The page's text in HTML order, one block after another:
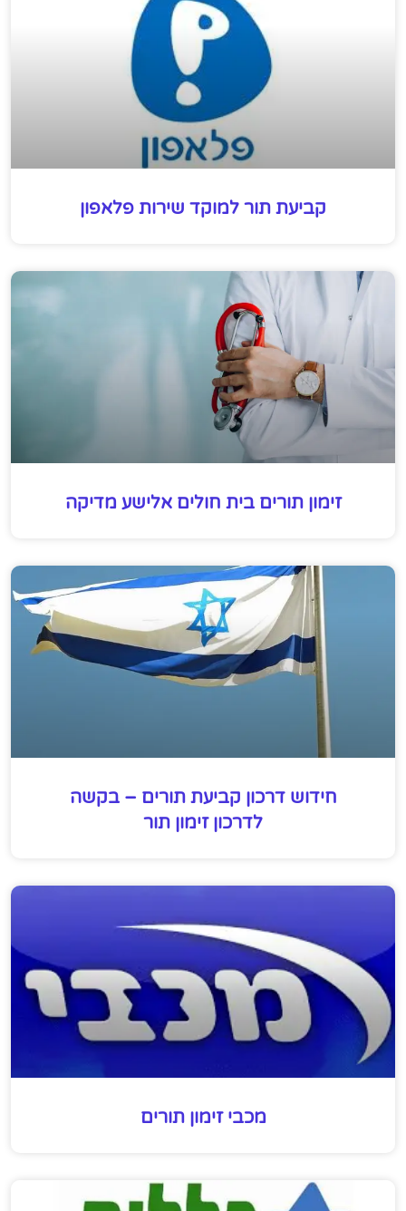
קביעת תור למוקד שירות פלאפון
זימון תורים בית חולים אלישע מדיקה
חידוש דרכון קביעת תורים – בקשה
לדרכון זימון תור
מכבי זימון תורים